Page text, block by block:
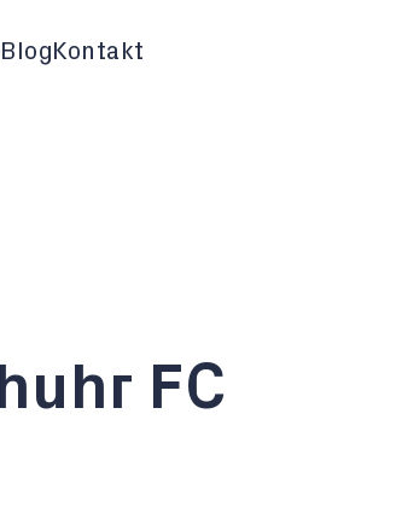
Blog Kontakt
FC